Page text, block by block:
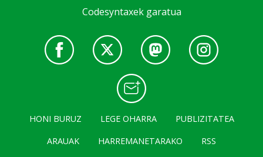
Codesyntaxek garatua
HONI BURUZ LEGE OHARRA
PUBLIZITATEA
ARAUAK
HARREMANETARAKO RSS